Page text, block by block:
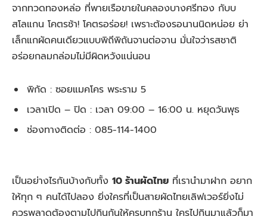
จากทวดทองหล่อ ที่พายเรือขายในคลองบางศรีทอง กับบ
สโลแกน โคตรช้า! โคตรอร่อย! เพราะต้องรอนานนิดหน่อย ย่า
เล็กแกผัดคนเดียวแบบพิถีพิถันจานต่อจาน มั่นใจว่ารสชาติ
อร่อยกลมกล่อมไม่มีผิดหวังแน่นอน
พิกัด : ซอยแมคโคร พระราม 5
เวลาเปิด – ปิด : เวลา 09:00 – 16:00 น. หยุดวันพุธ
ช่องทางติดต่อ : 085-114-1400
เป็นอย่างไรกันบ้างกับทั้ง 10 ร้านผัดไทย ที่เรานำมาฝาก อยาก
ให้ทุก ๆ คนได้ไปลอง ยิ่งใครที่เป็นสายผัดไทยเลิฟเวอร์ยิ่งไม่
ควรพลาดต้องตามไปกินกันให้ครบทุกร้าน ใครไปกินมาแล้วก็มา